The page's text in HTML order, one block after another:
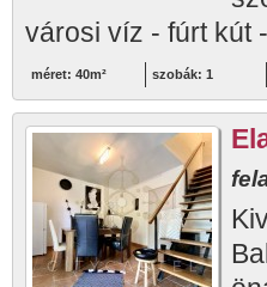
városi víz - fúrt kút
méret: 40m² szobák: 1